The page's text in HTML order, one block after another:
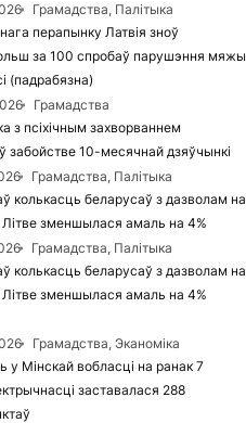
Грамадства, Палітыка
перапынку Латвія зноў
за 100 спробаў парушэння мяжы
(падрабязна)
Грамадства
з псіхічным захворваннем
забойстве 10-месячнай дзяўчынкі
Грамадства, Палітыка
колькасць беларусаў з дазволам на
зменшылася амаль на 4%
Грамадства, Палітыка
колькасць беларусаў з дазволам на
зменшылася амаль на 4%
Грамадства, Эканоміка
у Мінскай вобласці на ранак 7
заставалася 288